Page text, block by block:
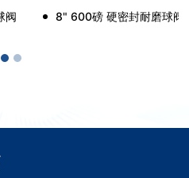
8" 600磅 硬密封耐磨球阀